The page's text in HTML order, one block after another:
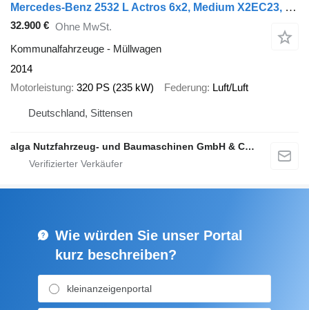
Mercedes-Benz 2532 L Actros 6x2, Medium X2EC23, Zöller 321
32.900 € Ohne MwSt.
Kommunalfahrzeuge - Müllwagen
2014
Motorleistung 320 PS (235 kW) Federung Luft/Luft
Deutschland, Sittensen
alga Nutzfahrzeug- und Baumaschinen GmbH & Co. KG
Wie würden Sie unser Portal
kurz beschreiben?
kleinanzeigenportal